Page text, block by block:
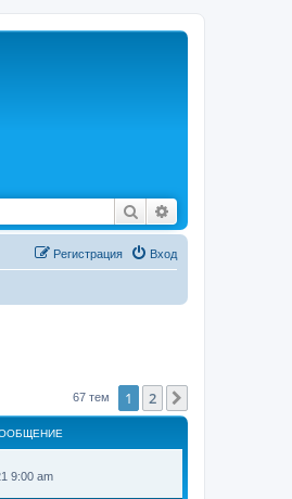
Поиск
Вход
Регистрация
67 тем 1 2
9:00 am